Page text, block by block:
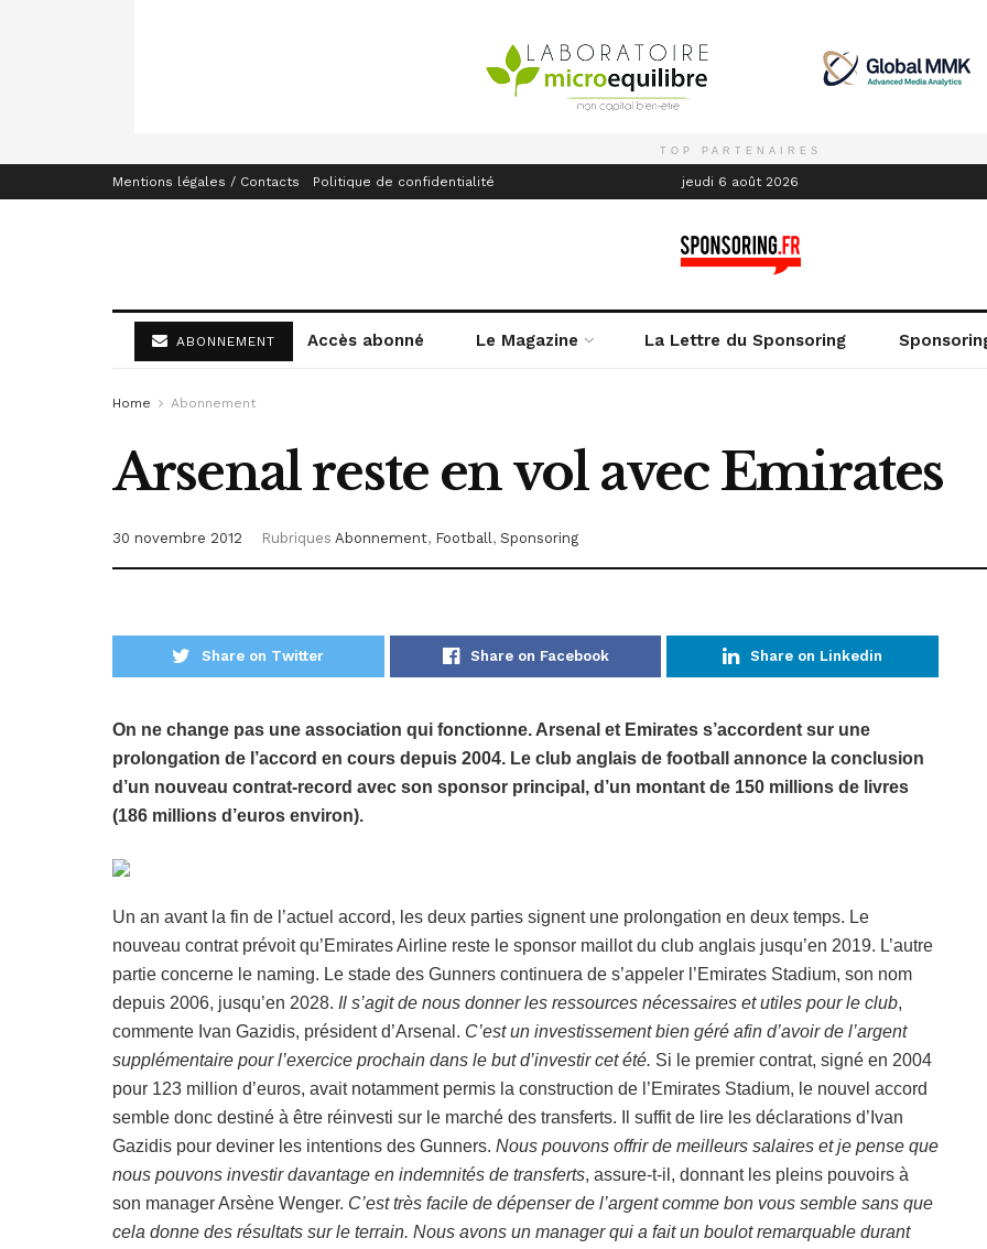
TOP PARTENAIRES
Mentions légales / Contacts Politique de confidentialité jeudi 6 août 2026
ABONNEMENT Accès abonné Le Magazine La Lettre du Sponsoring
Home Abonnement
Arsenal reste en vol avec Emirates
30 novembre 2012 Rubriques Abonnement, Football, Sponsoring
Share on Twitter Share on Facebook Share on Linkedin
On ne change pas une association qui fonctionne. Arsenal et Emirates s’accordent sur une
prolongation de l’accord en cours depuis 2004. Le club anglais de football annonce la conclusion
d’un nouveau contrat-record avec son sponsor principal, d’un montant de 150 millions de livres
(186 millions d’euros environ).
Un an avant la fin de l’actuel accord, les deux parties signent une prolongation en deux temps. Le
nouveau contrat prévoit qu’Emirates Airline reste le sponsor maillot du club anglais jusqu’en 2019. L’autre
partie concerne le naming. Le stade des Gunners continuera de s’appeler l’Emirates Stadium, son nom
depuis 2006, jusqu’en 2028. Il s’agit de nous donner les ressources nécessaires et utiles pour le club,
commente Ivan Gazidis, président d’Arsenal. C’est un investissement bien géré afin d’avoir de l’argent
supplémentaire pour l’exercice prochain dans le but d’investir cet été. Si le premier contrat, signé en 2004
pour 123 million d’euros, avait notamment permis la construction de l’Emirates Stadium, le nouvel accord
semble donc destiné à être réinvesti sur le marché des transferts. Il suffit de lire les déclarations d’Ivan
Gazidis pour deviner les intentions des Gunners. Nous pouvons offrir de meilleurs salaires et je pense que
nous pouvons investir davantage en indemnités de transferts, assure-t-il, donnant les pleins pouvoirs à
son manager Arsène Wenger. C’est très facile de dépenser de l’argent comme bon vous semble sans que
cela donne des résultats sur le terrain. Nous avons un manager qui a fait un boulot remarquable durant